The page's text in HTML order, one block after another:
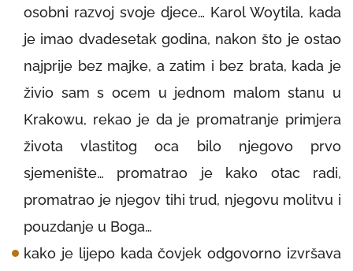
osobni razvoj svoje djece… Karol Woytila, kada
je imao dvadesetak godina, nakon što je ostao
najprije bez majke, a zatim i bez brata, kada je
živio sam s ocem u jednom malom stanu u
Krakowu, rekao je da je promatranje primjera
života vlastitog oca bilo njegovo prvo
sjemenište… promatrao je kako otac radi,
promatrao je njegov tihi trud, njegovu molitvu i
pouzdanje u Boga…
kako je lijepo kada čovjek odgovorno izvršava